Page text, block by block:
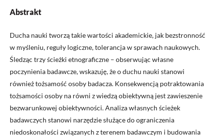
Abstrakt
Ducha nauki tworzą takie wartości akademickie, jak bezstronność
w myśleniu, reguły logiczne, tolerancja w sprawach naukowych.
Śledząc trzy ścieżki etnograficzne – obserwując własne
poczynienia badawcze, wskazuję, że o duchu nauki stanowi
również tożsamość osoby badacza. Konsekwencją potraktowania
tożsamości osoby na równi z wiedzą obiektywną jest zawieszenie
bezwarunkowej obiektywności. Analiza własnych ścieżek
badawczych stanowi narzędzie służące do ograniczenia
niedoskonałości związanych z terenem badawczym i budowania